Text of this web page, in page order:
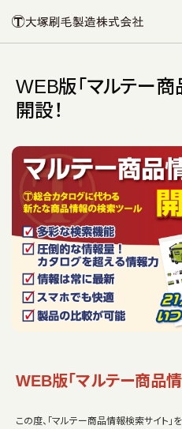
WEB版「マルテー商
開設！
WEB版「マルテー商品
この度、「マルテー商品情報検索サイト」